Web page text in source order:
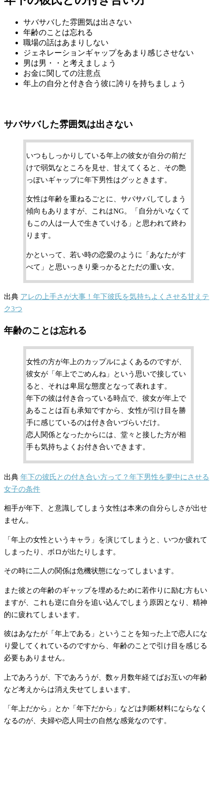
サバサバした雰囲気は出さない
年齢のことは忘れる
職場の話はあまりしない
ジェネレーションギャップをあまり感じさせない
男は男・・と考えましょう
お金に関しての注意点
年上の自分と付き合う彼に誇りを持ちましょう
サバサバした雰囲気は出さない
いつもしっかりしている年上の彼女が自分の前だ
けで弱気なところを見せ、甘えてくると、その艶
っぽいギャップに年下男性はグッときます。
女性は年齢を重ねるごとに、サバサバしてしまう
傾向もありますが、これはNG。「自分がいなくて
もこの人は一人で生きていける」と思われて終わ
ります。
かといって、若い時の恋愛のように「あなたがす
べて」と思いっきり乗っかるとただの重い女。
出典 アレの上手さが大事！年下彼氏を気持ちよくさせる甘えテ
ク3つ
年齢のことは忘れる
女性の方が年上のカップルによくあるのですが、
彼女が「年上でごめんね」という思いで接してい
ると、それは卑屈な態度となって表れます。
年下の彼は付き合っている時点で、彼女が年上で
あることは百も承知ですから、女性が引け目を勝
手に感じているのは付き合いづらいだけ。
恋人関係となったからには、堂々と接した方が相
手も気持ちよくお付き合いできます。
出典 年下の彼氏との付き合い方って？年下男性を夢中にさせる
女子の条件
相手が年下、と意識してしまう女性は本来の自分らしさが出せ
ません。
「年上の女性というキャラ」を演じてしまうと、いつか疲れて
しまったり、ボロが出たりします。
その時に二人の関係は危機状態になってしまいます。
また彼との年齢のギャップを埋めるために若作りに励む方もい
ますが、これも逆に自分を追い込んでしまう原因となり、精神
的に疲れてしまいます。
彼はあなたが「年上である」ということを知った上で恋人にな
り愛してくれているのですから、年齢のことで引け目を感じる
必要もありません。
上であろうが、下であろうが、数ヶ月数年経てばお互いの年齢
など考えからは消え失せてしまいます。
「年上だから」とか「年下だから」などは判断材料にならなく
なるのが、夫婦や恋人同士の自然な感覚なのです。